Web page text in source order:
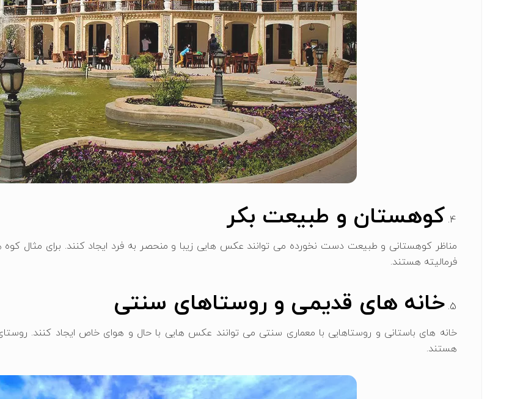
کوهستان و طبیعت بکر
مناظر کوهستانی و طبیعت دست‌ نخورده می‌ توانند عکس‌ هایی زیبا و منحصر به فرد ایجاد کنند. برای مثال کوه‌
فرمالیته هستند.
خانه ‌های قدیمی و روستاهای سنتی
خانه‌ های باستانی و روستاهایی با معماری سنتی می ‌توانند عکس ‌هایی با حال و هوای خاص ایجاد کنند.
هستند.